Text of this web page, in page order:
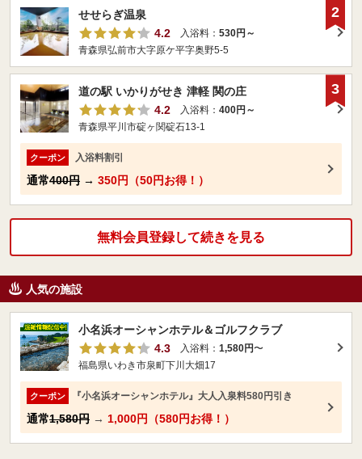
せせらぎ温泉
4.2
入浴料： 530円～
青森県弘前市大字原ケ平字奥野5-5
2
道の駅 いかりがせき 津軽 関の庄
4.2
入浴料： 400円～
青森県平川市碇ヶ関碇石13-1
クーポン 入浴料割引
通常400円 → 350円（50円お得！）
3
無料会員登録して続きを見る
人気の施設
小名浜オーシャンホテル＆ゴルフクラブ
4.3
入浴料： 1,580円〜
福島県いわき市泉町下川大畑17
クーポン 『小名浜オーシャンホテル』大人入泉料580円引き
通常1,580円 → 1,000円（580円お得！）